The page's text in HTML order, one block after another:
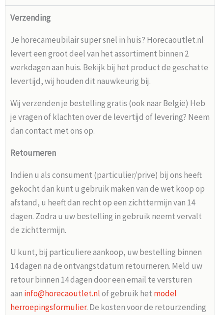
Verzending
Je horecameubilair super snel in huis? Horecaoutlet.nl
levert een groot deel van het assortiment binnen 2
werkdagen aan huis. Bekijk bij het product de geschatte
levertijd, wij houden dit nauwkeurig bij.
Wij verzenden je bestelling gratis (ook naar België) Heb
je vragen of klachten over de levertijd of levering? Neem
dan contact met ons op.
Retourneren
Indien u als consument (particulier/prive) bij ons heeft
gekocht dan kunt u gebruik maken van de wet koop op
afstand, u heeft dan recht op een zichttermijn van 14
dagen. Zodra u uw bestelling in gebruik neemt vervalt
de zichttermijn.
U kunt, bij particuliere aankoop, uw bestelling binnen
14 dagen na de ontvangstdatum retourneren. Meld uw
retour binnen 14 dagen door een email te versturen
aan info@horecaoutlet.nlof gebruik het model
herroepingsformulier. De kosten voor de retourzending